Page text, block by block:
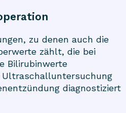
zu denen auch die
zählt, die bei
Bilirubinwerte
Ultraschalluntersuchung
diagnostiziert